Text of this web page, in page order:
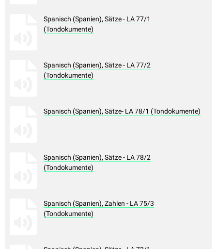
Spanisch (Spanien), Sätze - LA 77/1
(Tondokumente)
Spanisch (Spanien), Sätze - LA 77/2
(Tondokumente)
Spanisch (Spanien), Sätze- LA 78/1 (Tondokumente)
Spanisch (Spanien), Sätze - LA 78/2
(Tondokumente)
Spanisch (Spanien), Zahlen - LA 75/3
(Tondokumente)